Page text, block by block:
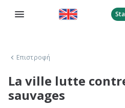
Επιστροφή
La ville lutte
sauvages